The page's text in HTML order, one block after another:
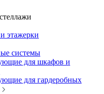
этажерки
системы
для шкафов и
для гардеробных